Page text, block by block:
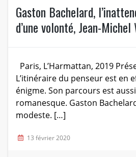
Gaston Bachelard,
d’une volonté, Jean-
Paris, L’Harmattan, 2019
L’itinéraire du penseur est en
énigme. Son parcours est
romanesque. Gaston
modeste. […]
13 février 2020